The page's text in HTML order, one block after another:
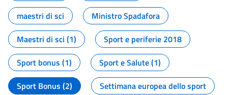
maestri di sci
Ministro Spadafora
Maestri di sci (1)
Sport e periferie 2018
Sport bonus (1)
Sport e Salute (1)
Sport Bonus (2)
Settimana europea dello sport